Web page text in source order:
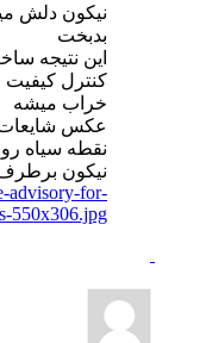
نیکون دلش
بدبخت
این نتیجه
کنترل کیفیت
خراب میشه
عکس شایعات
نقطه سیاه
نیکون
advisory-for-
550x306.jpg